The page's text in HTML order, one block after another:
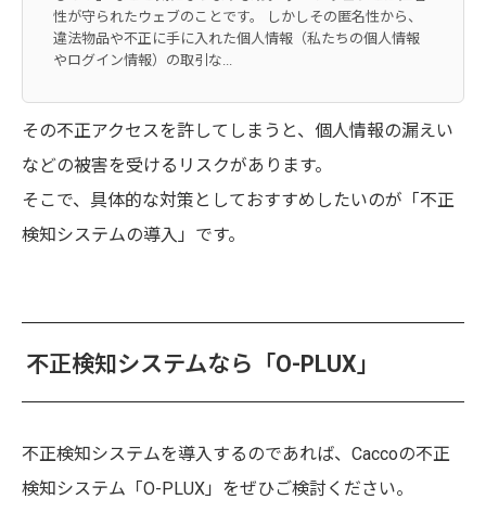
性が守られたウェブのことです。 しかしその匿名性から、
違法物品や不正に手に入れた個人情報（私たちの個人情報
やログイン情報）の取引な...
その不正アクセスを許してしまうと、個人情報の漏えい
などの被害を受けるリスクがあります。
そこで、具体的な対策としておすすめしたいのが「不正
検知システムの導入」です。
不正検知システムなら「O-PLUX」
不正検知システムを導入するのであれば、Caccoの不正
検知システム「O-PLUX」をぜひご検討ください。